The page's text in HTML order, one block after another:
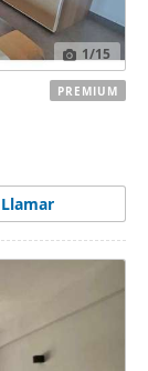
1/15
Llamar
PREMIUM